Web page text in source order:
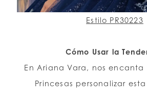
Estilo PR30223
Cómo Usar la
En Ariana Vara, nos encanta
Princesas personalizar